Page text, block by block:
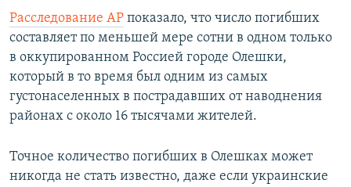
Расследование AP показало, что число погибших
составляет по меньшей мере сотни в одном только
в оккупированном Россией городе Олешки,
который в то время был одним из самых
густонаселенных в пострадавших от наводнения
районах с около 16 тысячами жителей.
Точное количество погибших в Олешках может
никогда не стать известно, даже если украинские